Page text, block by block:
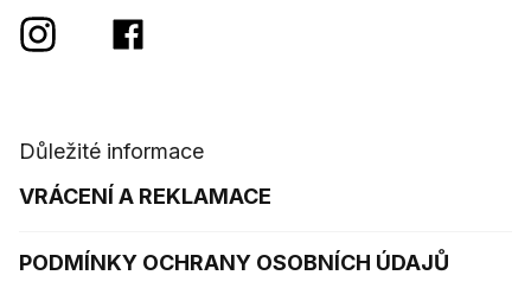
Důležité informace
VRÁCENÍ A REKLAMACE
PODMÍNKY OCHRANY OSOBNÍCH ÚDAJŮ